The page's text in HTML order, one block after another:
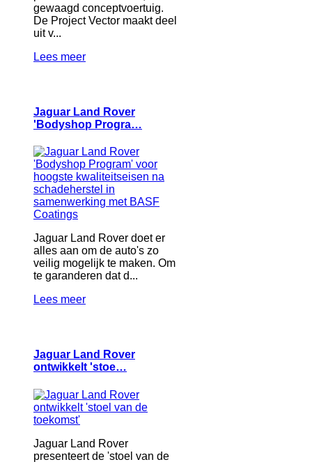
gewaagd conceptvoertuig.
De Project Vector maakt deel
uit v...
Lees meer
Jaguar Land Rover
'Bodyshop Progra…
Jaguar Land Rover doet er
alles aan om de auto's zo
veilig mogelijk te maken. Om
te garanderen dat d...
Lees meer
Jaguar Land Rover
ontwikkelt 'stoe…
Jaguar Land Rover
presenteert de 'stoel van de